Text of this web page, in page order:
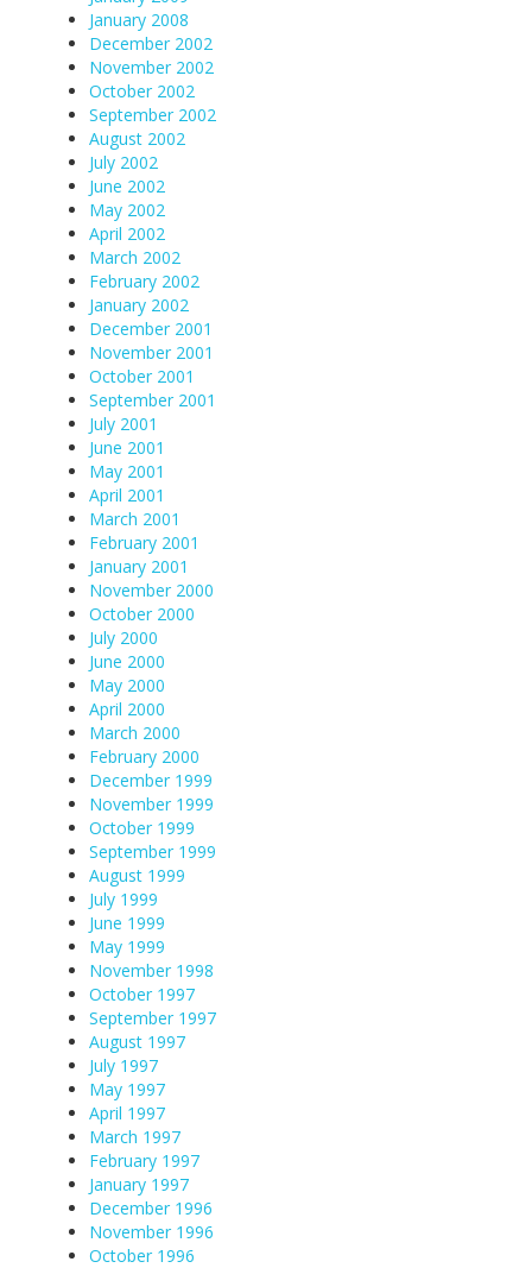
January 2008
December 2002
November 2002
October 2002
September 2002
August 2002
July 2002
June 2002
May 2002
April 2002
March 2002
February 2002
January 2002
December 2001
November 2001
October 2001
September 2001
July 2001
June 2001
May 2001
April 2001
March 2001
February 2001
January 2001
November 2000
October 2000
July 2000
June 2000
May 2000
April 2000
March 2000
February 2000
December 1999
November 1999
October 1999
September 1999
August 1999
July 1999
June 1999
May 1999
November 1998
October 1997
September 1997
August 1997
July 1997
May 1997
April 1997
March 1997
February 1997
January 1997
December 1996
November 1996
October 1996